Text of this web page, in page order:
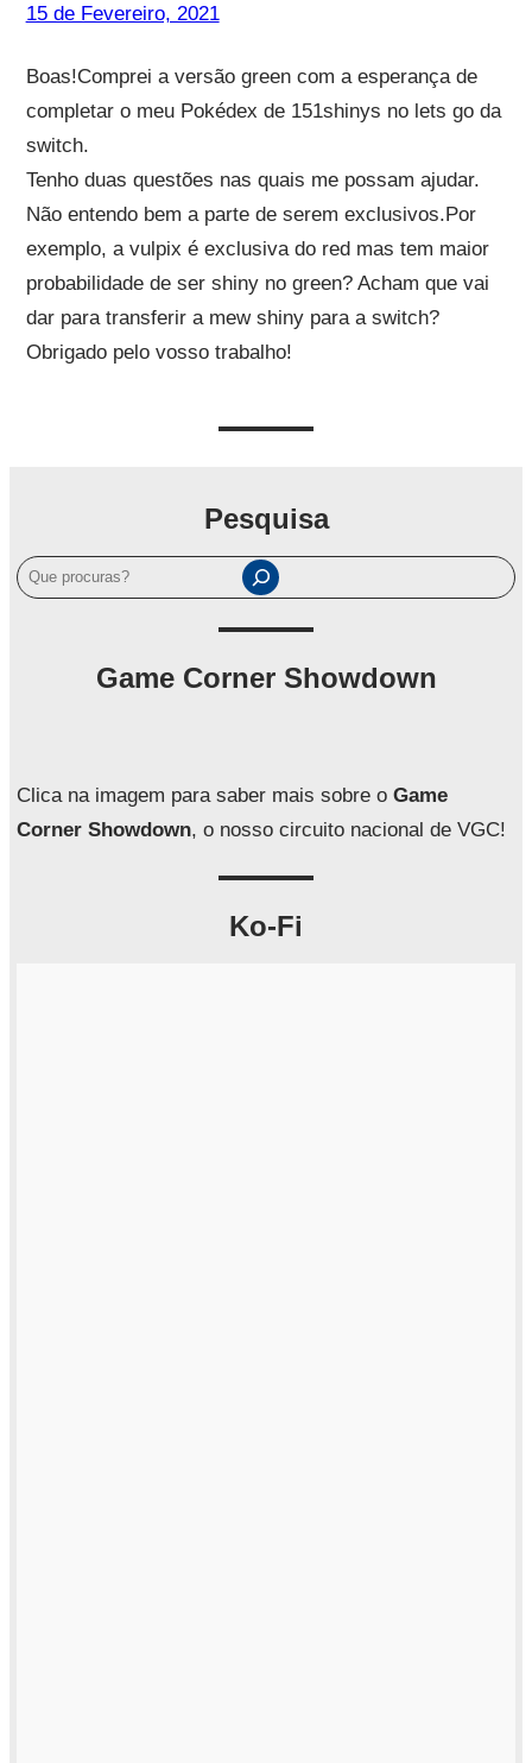
15 de Fevereiro, 2021
Boas!Comprei a versão green com a esperança de
completar o meu Pokédex de 151shinys no lets go da
switch.
Tenho duas questões nas quais me possam ajudar.
Não entendo bem a parte de serem exclusivos.Por
exemplo, a vulpix é exclusiva do red mas tem maior
probabilidade de ser shiny no green? Acham que vai
dar para transferir a mew shiny para a switch?
Obrigado pelo vosso trabalho!
Pesquisa
P
e
a
Game Corner Showdown
Clica na imagem para saber mais sobre o Game
Corner Showdown, o nosso circuito nacional de VGC!
Ko-Fi